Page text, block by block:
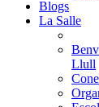
Blogs
La Salle
Llull